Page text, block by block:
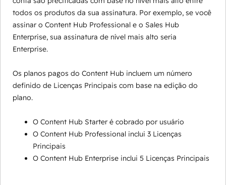
todos os produtos da sua assinatura. Por exemplo, se você
assinar o Content Hub Professional e o Sales Hub
Enterprise, sua assinatura de nível mais alto seria
Enterprise.
Os planos pagos do Content Hub incluem um número
definido de Licenças Principais com base na edição do
plano.
O Content Hub Starter é cobrado por usuário
O Content Hub Professional inclui 3 Licenças
Principais
O Content Hub Enterprise inclui 5 Licenças Principais